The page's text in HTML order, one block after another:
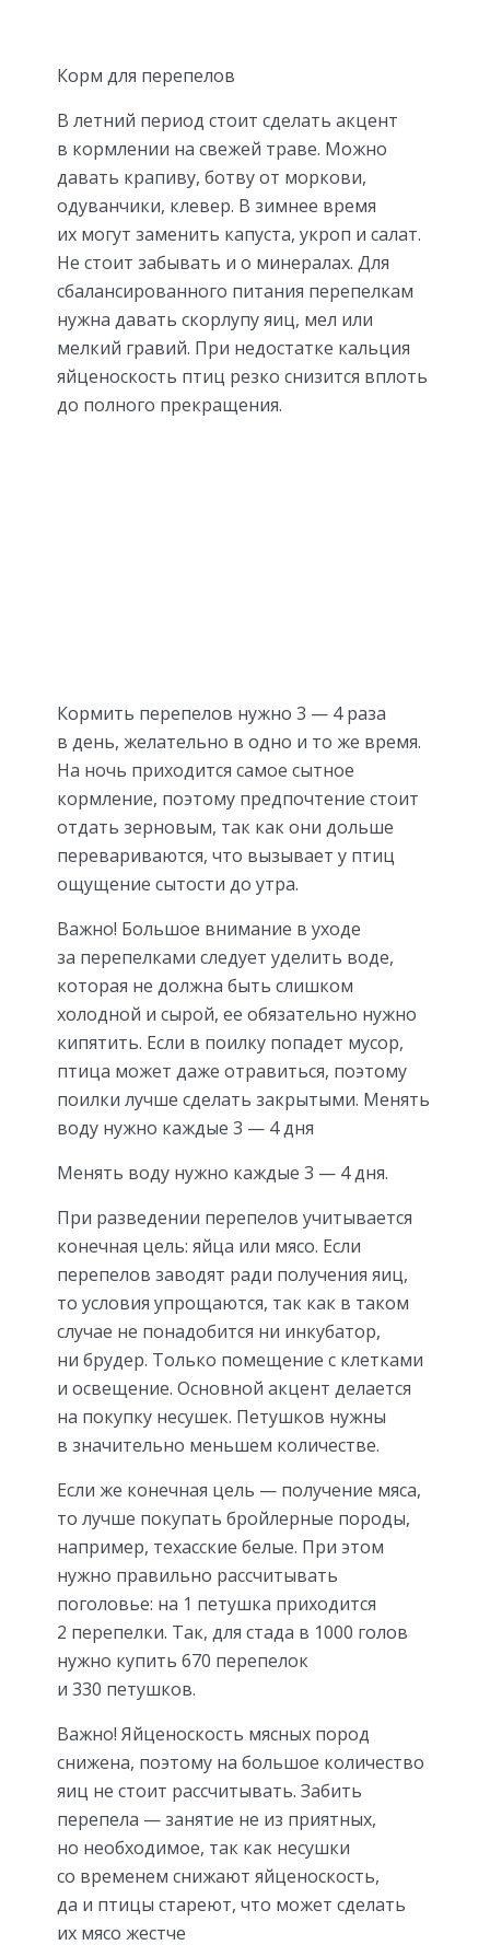
Корм для перепелов
В летний период стоит сделать акцент
в кормлении на свежей траве. Можно
давать крапиву, ботву от моркови,
одуванчики, клевер. В зимнее время
их могут заменить капуста, укроп и салат.
Не стоит забывать и о минералах. Для
сбалансированного питания перепелкам
нужна давать скорлупу яиц, мел или
мелкий гравий. При недостатке кальция
яйценоскость птиц резко снизится вплоть
до полного прекращения.
Кормить перепелов нужно 3 — 4 раза
в день, желательно в одно и то же время.
На ночь приходится самое сытное
кормление, поэтому предпочтение стоит
отдать зерновым, так как они дольше
перевариваются, что вызывает у птиц
ощущение сытости до утра.
Важно! Большое внимание в уходе
за перепелками следует уделить воде,
которая не должна быть слишком
холодной и сырой, ее обязательно нужно
кипятить. Если в поилку попадет мусор,
птица может даже отравиться, поэтому
поилки лучше сделать закрытыми. Менять
воду нужно каждые 3 — 4 дня
Менять воду нужно каждые 3 — 4 дня.
При разведении перепелов учитывается
конечная цель: яйца или мясо. Если
перепелов заводят ради получения яиц,
то условия упрощаются, так как в таком
случае не понадобится ни инкубатор,
ни брудер. Только помещение с клетками
и освещение. Основной акцент делается
на покупку несушек. Петушков нужны
в значительно меньшем количестве.
Если же конечная цель — получение мяса,
то лучше покупать бройлерные породы,
например, техасские белые. При этом
нужно правильно рассчитывать
поголовье: на 1 петушка приходится
2 перепелки. Так, для стада в 1000 голов
нужно купить 670 перепелок
и 330 петушков.
Важно! Яйценоскость мясных пород
снижена, поэтому на большое количество
яиц не стоит рассчитывать. Забить
перепела — занятие не из приятных,
но необходимое, так как несушки
со временем снижают яйценоскость,
да и птицы стареют, что может сделать
их мясо жестче